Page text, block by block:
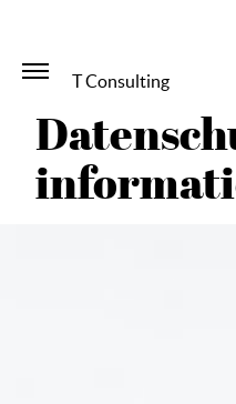
VELIT Consulting